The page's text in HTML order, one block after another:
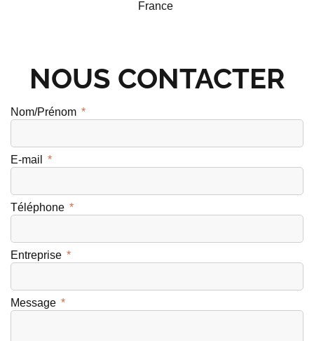
France
NOUS CONTACTER
Nom/Prénom
E-mail
Téléphone
Entreprise
Message